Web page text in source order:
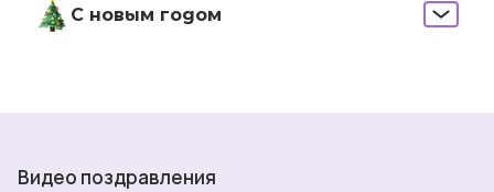
С новым годом
Видео поздравления